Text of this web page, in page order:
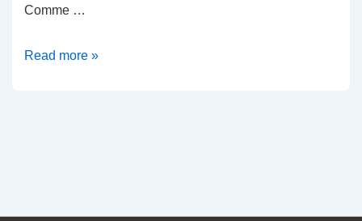
Comme …
Ajustement
Read more »